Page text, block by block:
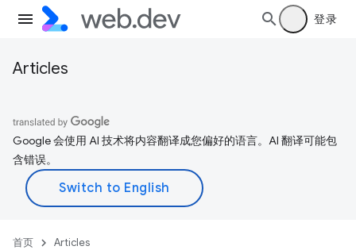
登录
Articles
Google 会使用 AI 技术将内容翻译成您偏好的语言。AI 翻译可能包
含错误。
首页 Articles